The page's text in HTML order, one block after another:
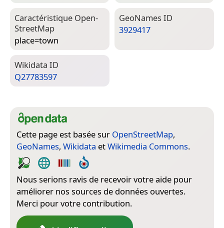
Caractéristique Open­
Street­Map
place=­town
Geo­Names ID
3929417
Wiki­data ID
Q27783597
Cette page est basée sur OpenStreetMap,
GeoNames, Wikidata etWikimedia Commons.
Nous serions ravis de recevoir votre aide pour
améliorer nos sources de données ouvertes.
Merci pour votre contribution.